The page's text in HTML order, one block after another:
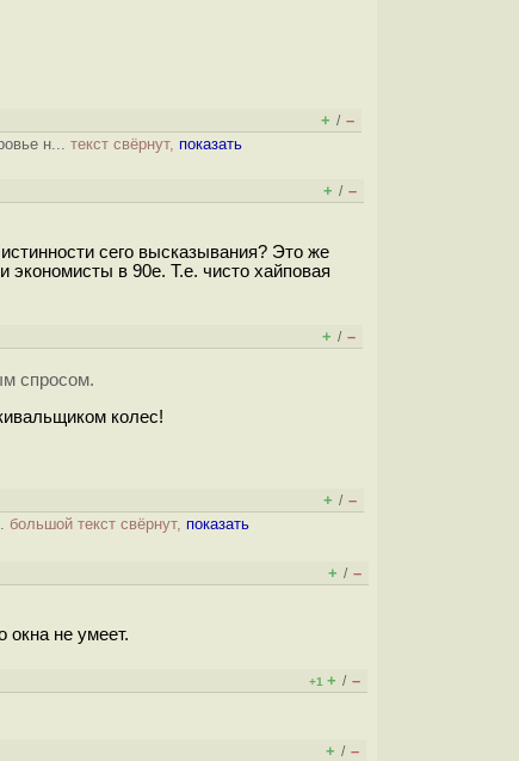
+ / –
н... текст свёрнут, показать
+ / –
сего высказывания? Это же
в 90е. Т.е. чисто хайповая
+ / –
спросом.
колес!
+ / –
большой текст свёрнут, показать
+ / –
не умеет.
+1 + / –
+ / –